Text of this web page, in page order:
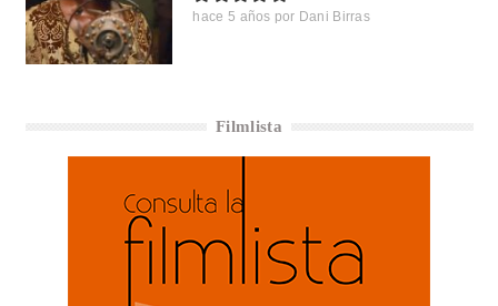
hace 5 años por Dani Birras
Filmlista